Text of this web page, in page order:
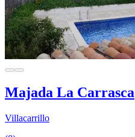
Majada La Carrasca
Villacarrillo